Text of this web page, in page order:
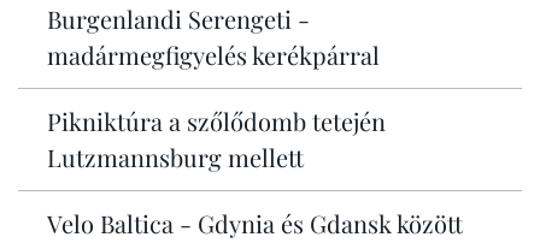
Burgenlandi Serengeti -
madármegfigyelés kerékpárral
Pikniktúra a szőlődomb tetején
Lutzmannsburg mellett
Velo Baltica - Gdynia és Gdansk között